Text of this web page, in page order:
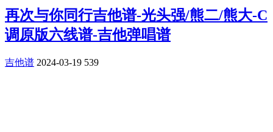
再次与你同行吉他谱-光头强/熊二/熊大-C
调原版六线谱-吉他弹唱谱
吉他谱 2024-03-19 539